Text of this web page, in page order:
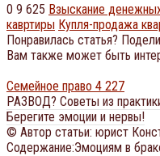
0 9 625 Взыскание
кавртиры Купля-продажа
Понравилась статья?
Вам также может быть
Семейное право 4 227
РАЗВОД? Советы из
Берегите эмоции и нервы!
© Автор статьи: юрист
Содержание:Эмоциям в